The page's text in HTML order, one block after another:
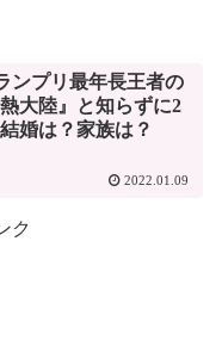
ンプリ最年長王者の
大陸』と知らずに2
婚は？家族は？
2022.01.09
ク